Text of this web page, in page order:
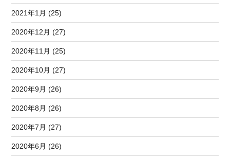
2021年1月 (25)
2020年12月 (27)
2020年11月 (25)
2020年10月 (27)
2020年9月 (26)
2020年8月 (26)
2020年7月 (27)
2020年6月 (26)